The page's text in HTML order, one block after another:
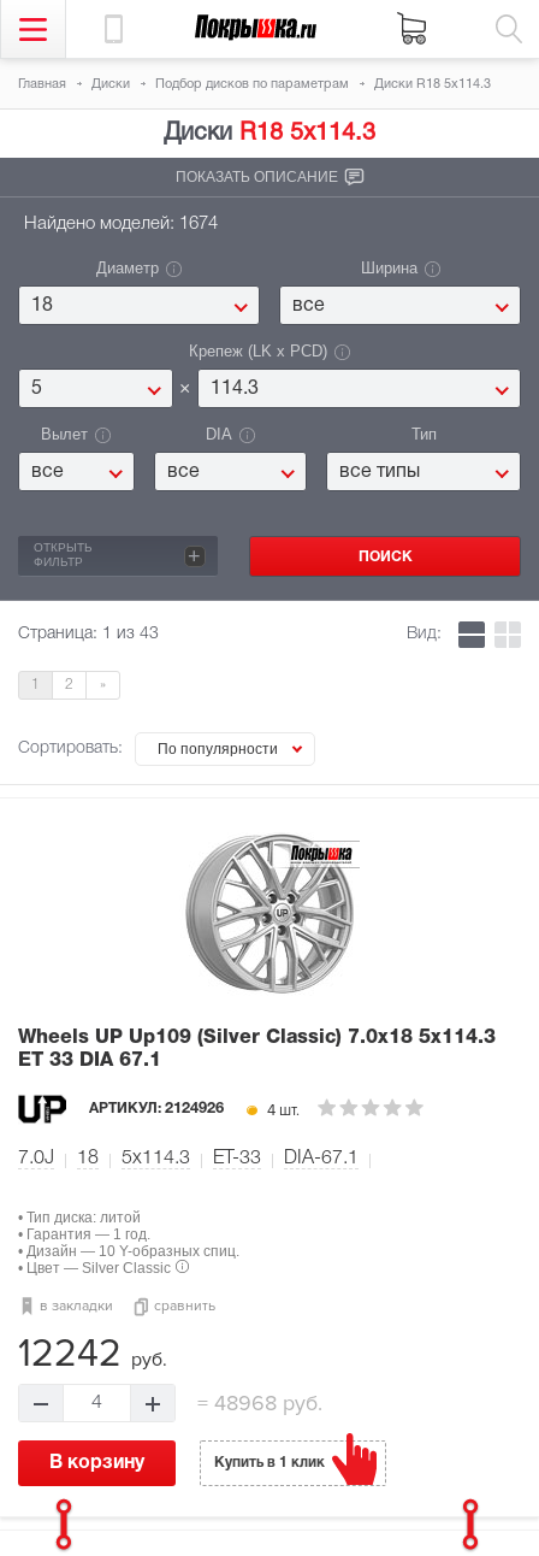
Главная Диски Подбор дисков по параметрам Диски R18 5x114.3
Диски R18 5x114.3
ПОКАЗАТЬ ОПИСАНИЕ
Найдено моделей: 1674
Диаметр
18
Ширина
все
Крепеж (LK x PCD)
5 × 114.3
Вылет
все
DIA
все
Тип
все типы
ОТКРЫТЬ
ФИЛЬТР
+
Страница: 1 из 43
1 2 »
Сортировать: По популярности
Вид:
Wheels UP Up109 (Silver Classic) 7.0x18 5x114.3
ET 33 DIA 67.1
АРТИКУЛ: 2124926 4 шт.
7.0J 18 5x114.3 ET-33 DIA-67.1
• Тип диска: литой
• Гарантия — 1 год.
• Дизайн — 10 Y-образных спиц.
• Цвет — Silver Classic
в закладки сравнить
12242 руб.
4 =48968 руб.
В корзину Купить в 1 клик